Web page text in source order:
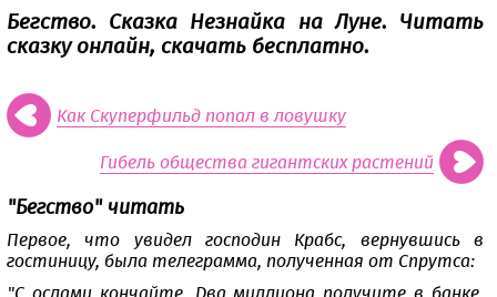
Бегство. Сказка Незнайка на Луне. Читать
сказку онлайн, скачать бесплатно.
Как Скуперфильд попал в ловушку
Гибель общества гигантских растений
"Бегство" читать
Первое, что увидел господин Крабс, вернувшись в
гостиницу, была телеграмма, полученная от Спрутса: